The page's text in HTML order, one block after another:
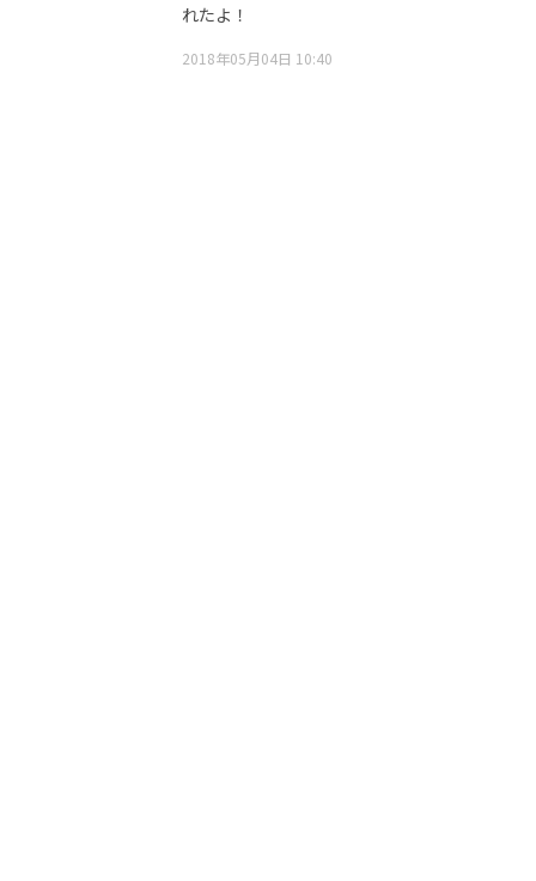
れたよ！
2018年05月04日 10:40